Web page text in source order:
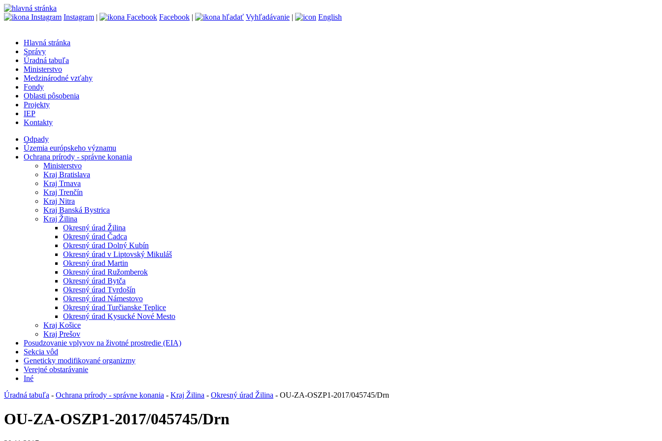
Instagram | Facebook | Vyhľadávanie | English
Hlavná stránka
Správy
Úradná tabuľa
Ministerstvo
Medzinárodné vzťahy
Fondy
Oblasti pôsobenia
Projekty
IEP
Kontakty
Odpady
Územia európskeho významu
Ochrana prírody - správne konania
Ministerstvo
Kraj Bratislava
Kraj Trnava
Kraj Trenčín
Kraj Nitra
Kraj Banská Bystrica
Kraj Žilina
Okresný úrad Žilina
Okresný úrad Čadca
Okresný úrad Dolný Kubín
Okresný úrad v Liptovský Mikuláš
Okresný úrad Martin
Okresný úrad Ružomberok
Okresný úrad Bytča
Okresný úrad Tvrdošín
Okresný úrad Námestovo
Okresný úrad Turčianske Teplice
Okresný úrad Kysucké Nové Mesto
Kraj Košice
Kraj Prešov
Posudzovanie vplyvov na životné prostredie (EIA)
Sekcia vôd
Geneticky modifikované organizmy
Verejné obstarávanie
Iné
Úradná tabuľa - Ochrana prírody - správne konania - Kraj Žilina - Okresný úrad Žilina - OU-ZA-OSZP1-2017/045745/Drn
OU-ZA-OSZP1-2017/045745/Drn